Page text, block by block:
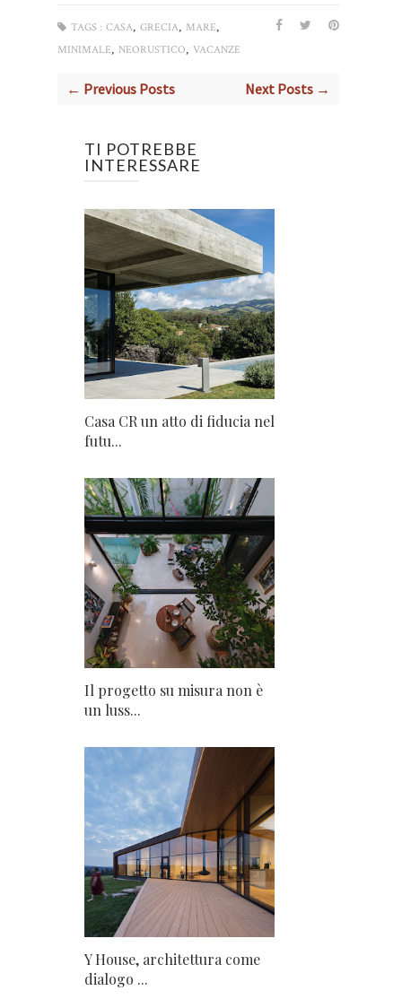
TAGS : CASA, GRECIA, MARE,
MINIMALE, NEORUSTICO, VACANZE
← Previous Posts Next Posts →
TI POTREBBE
INTERESSARE
Casa CR un atto di fiducia nel
futu...
Il progetto su misura non è
un luss...
Y House, architettura come
dialogo ...